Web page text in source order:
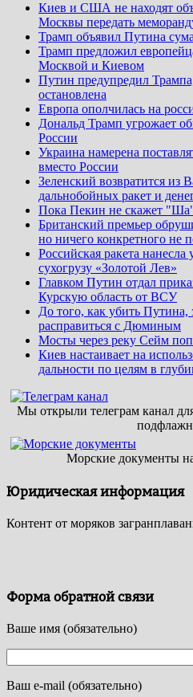
Киев и США не находят
Москвы передать
Трамп объявил Путина
Трамп предложил
Москвой и Киевом
Путин предупредил
остановлена
Европа ополчилась на
Дональд Трамп угрожает
России
Украина намерена
вместо России
Зеленский возвратится из
дальнобойных ракет и
Пока Пекин не скажет
Британский премьер
но ничего конкретного не
Российская ракета
сухогрузу «Золотой Лев»
Главком Путин отдал
Курскую область от ВСУ
До того, как убить
расправиться с Дюминым
Мосты через реку Сейм
Киев настаивает на
дальности по целям в
Мы открыли телеграм канал
Морские документы
Юридическая информация
Контент от моряков
Форма обратной связи
Ваше имя (обязательно)
Ваш e-mail (обязательно)